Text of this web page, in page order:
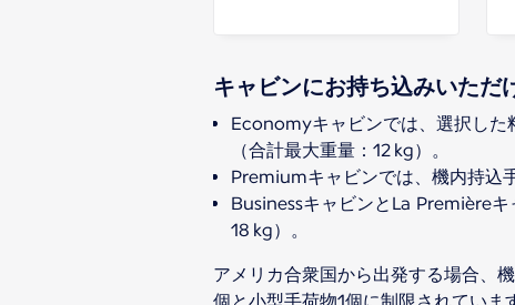
キャビンにお持ち込みいただ
Economyキャビンでは、選択した
（合計最大重量：12 kg）。
Premiumキャビンでは、機内持込
BusinessキャビンとLa Première
18 kg）。
アメリカ合衆国から出発する場合、